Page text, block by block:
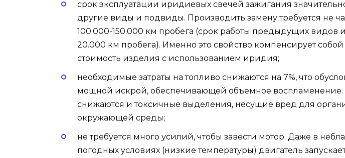
срок эксплуатации иридиевых свечей зажигания
другие виды и подвиды. Производить замену требуется не
100.000-150.000 км пробега (срок работы предыдущих видов
20.000 км пробега). Именно это свойство компенсирует
стоимость изделия с использованием иридия;
необходимые затраты на топливо снижаются на 7%, что
мощной искрой, обеспечивающей объемное воспламенение.
снижаются и токсичные выделения, несущие вред для
окружающей среды;
не требуется много усилий, чтобы завести мотор. Даже в
погодных условиях (низкие температуры) двигатель